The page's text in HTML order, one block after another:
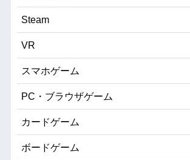
Steam
VR
スマホゲーム
PC・ブラウザゲーム
カードゲーム
ボードゲーム